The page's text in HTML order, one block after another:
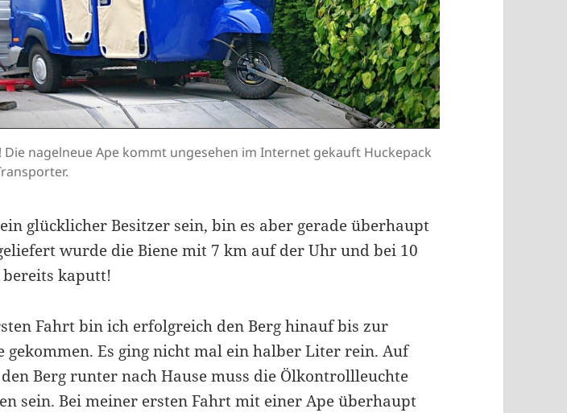
Die nagelneue Ape kommt ungesehen im Internet gekauft Huckepack
glücklicher Besitzer sein, bin es aber gerade überhaupt
wurde die Biene mit 7 km auf der Uhr und bei 10
kaputt!
Fahrt bin ich erfolgreich den Berg hinauf bis zur
gekommen. Es ging nicht mal ein halber Liter rein. Auf
den Berg runter nach Hause muss die Ölkontrollleuchte
sein. Bei meiner ersten Fahrt mit einer Ape überhaupt